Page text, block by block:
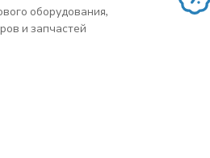
оборудования,
и запчастей